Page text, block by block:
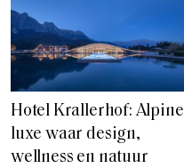
Hotel Krallerhof: Alpine
luxe waar design,
wellness en natuur